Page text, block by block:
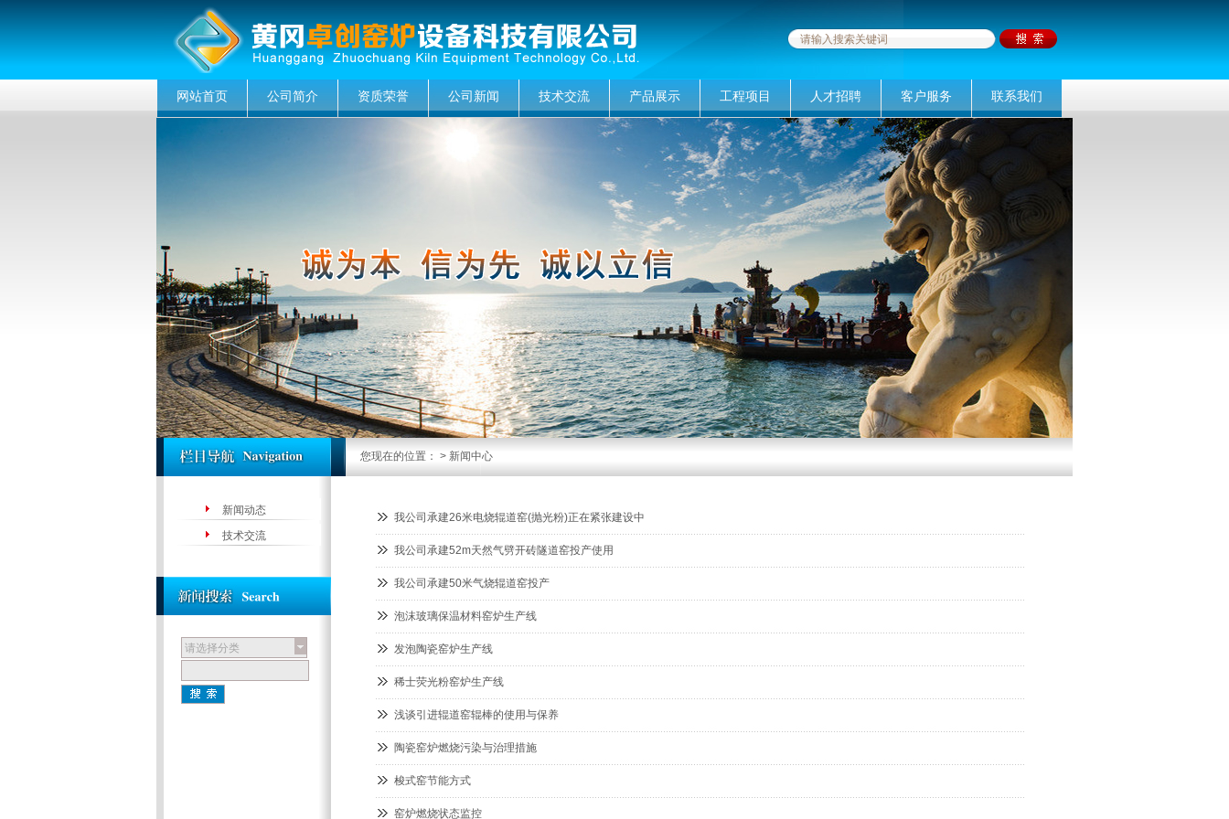
网站首页 公司简介 资质荣誉 公司新闻 技术交流 产品展示 工程项目 人才招聘 客户服务 联系我们
我公司承建26米电烧辊道窑(抛光粉)正在紧张建设中
我公司承建52m天然气劈开砖隧道窑投产使用
我公司承建50米气烧辊道窑投产
泡沫玻璃保温材料窑炉生产线
发泡陶瓷窑炉生产线
稀士荧光粉窑炉生产线
浅谈引进辊道窑辊棒的使用与保养
陶瓷窑炉燃烧污染与治理措施
梭式窑节能方式
窑炉燃烧状态监控
新闻动态
技术交流
请选择分类
您现在的位置： > 新闻中心